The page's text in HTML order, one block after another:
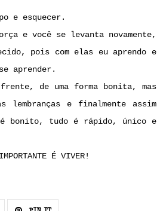
e esquecer.
e você se levanta novamente,
pois com elas eu aprendo e
aprender.
de uma forma bonita, mas
lembranças e finalmente assim
é bonito, tudo é rápido, único e
É VIVER!